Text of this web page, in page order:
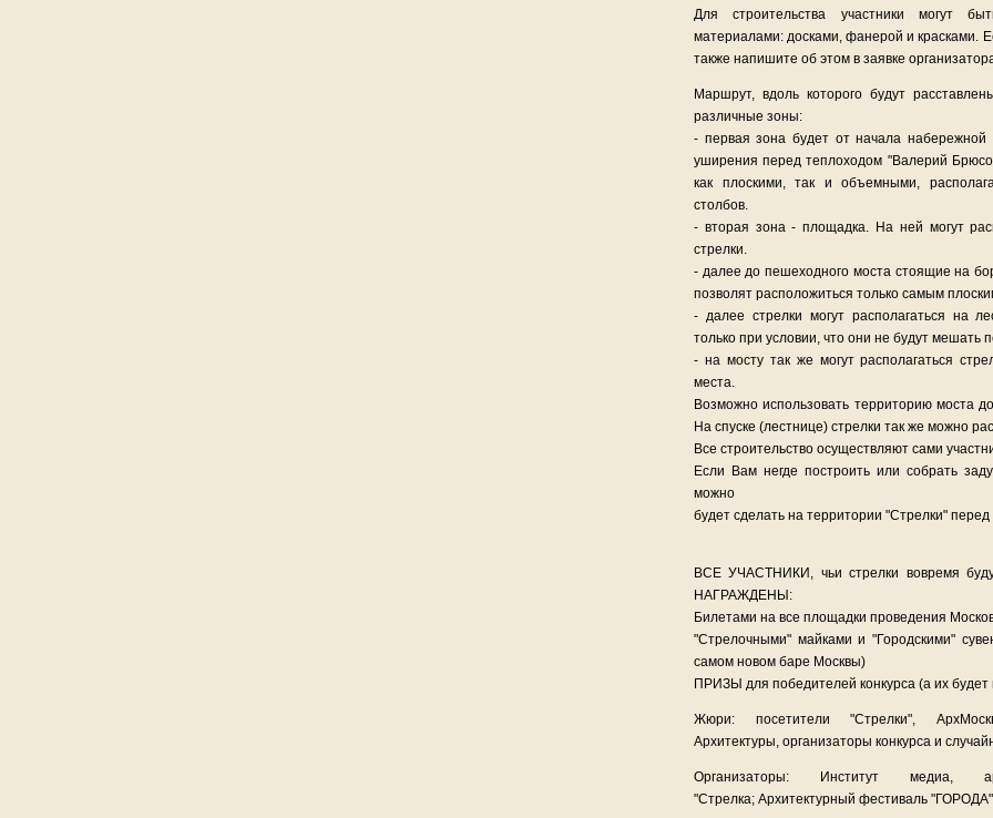
Для строительства участники могут
материалами: досками, фанерой и красками.
также напишите об этом в заявке
Маршрут, вдоль которого будут
различные зоны:
- первая зона будет от начала набережной
уширения перед теплоходом "Валерий
как плоскими, так и объемными,
столбов.
- вторая зона - площадка. На ней могут
стрелки.
- далее до пешеходного моста стоящие на
позволят расположиться только самым
- далее стрелки могут располагаться на
только при условии, что они не будут мешать
- на мосту так же могут располагаться
места.
Возможно использовать территорию моста
На спуске (лестнице) стрелки так же можно
Все строительство осуществляют сами
Если Вам негде построить или собрать
можно
будет сделать на территории "Стрелки" перед
ВСЕ УЧАСТНИКИ, чьи стрелки вовремя
НАГРАЖДЕНЫ:
Билетами на все площадки проведения
"Стрелочными" майками и "Городскими"
самом новом баре Москвы)
ПРИЗЫ для победителей конкурса (а их будет
Жюри: посетители "Стрелки",
Архитектуры, организаторы конкурса и
Организаторы: Институт медиа,
"Стрелка; Архитектурный фестиваль "ГОРОДА"